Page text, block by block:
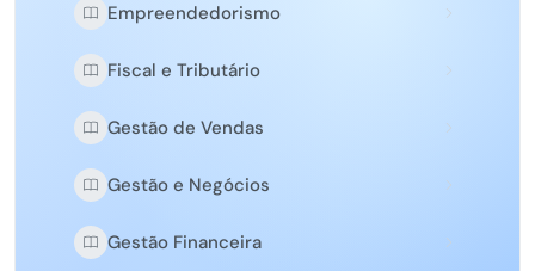
Empreendedorismo
Fiscal e Tributário
Gestão de Vendas
Gestão e Negócios
Gestão Financeira